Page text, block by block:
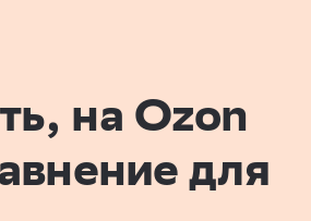
на Ozon
для